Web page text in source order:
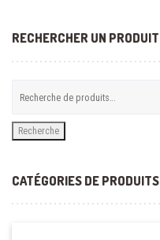
RECHERCHER UN PRODUIT
Recherche
CATÉGORIES DE PRODUITS